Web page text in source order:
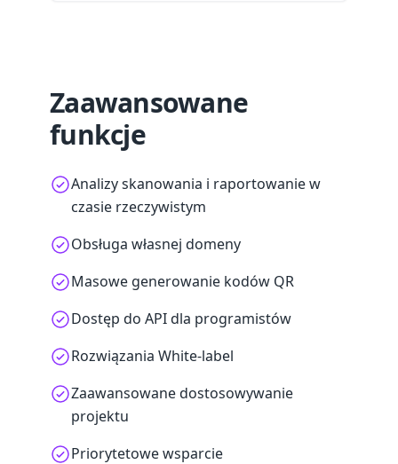
Zaawansowane
funkcje
Analizy skanowania i raportowanie w
czasie rzeczywistym
Obsługa własnej domeny
Masowe generowanie kodów QR
Dostęp do API dla programistów
Rozwiązania White-label
Zaawansowane dostosowywanie
projektu
Priorytetowe wsparcie